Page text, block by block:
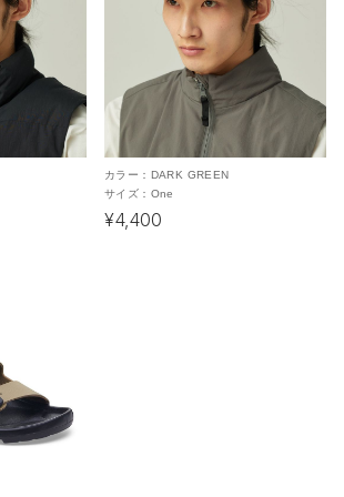
カラー： DARK GREEN
サイズ： One
¥4,400